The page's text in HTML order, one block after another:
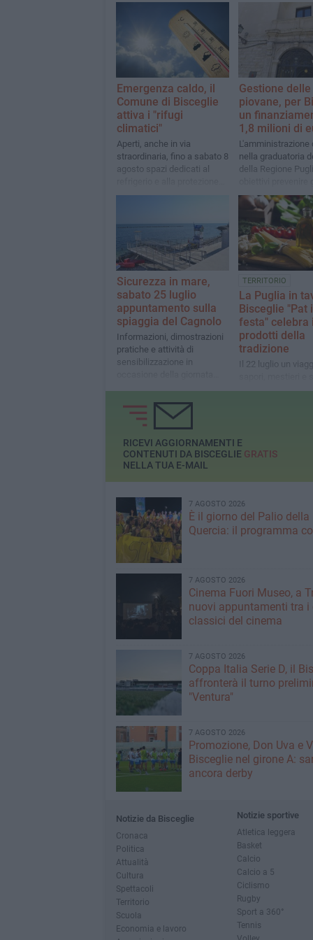
Emergenza caldo, il
Comune di Bisceglie
attiva i "rifugi
climatici"
Aperti, anche in via
straordinaria, fino a sabato 8
agosto spazi dedicati al
dalle alte temperature
Gestione
piovane, per
un
1,8 milioni di
L'amministrazione
nella graduatoria
della Regione
allagamenti e
acque meteoriche
Sicurezza in mare,
sabato 25 luglio
appuntamento sulla
spiaggia del Cagnolo
Informazioni, dimostrazioni
pratiche e attività di
sensibilizzazione in
dell'annegamento
TERRITORIO
La Puglia in
Bisceglie "Pat
festa" celebra i
prodotti della
tradizione
Il 22 luglio un
sapori, mestieri e
locali con
RICEVI AGGIORNAMENTI E
CONTENUTI DA BISCEGLIE GRATIS
NELLA TUA E-MAIL
7 AGOSTO 2026
È il giorno del Palio della
Quercia: il programma
7 AGOSTO 2026
Cinema Fuori Museo, a
nuovi appuntamenti tra i
classici del cinema
7 AGOSTO 2026
Coppa Italia Serie D, il
affronterà il turno
"Ventura"
7 AGOSTO 2026
Promozione, Don Uva e
Bisceglie nel girone A:
ancora derby
Notizie da Bisceglie
Cronaca
Politica
Attualità
Cultura
Spettacoli
Territorio
Scuola
Economia e lavoro
Notizie sportive
Atletica leggera
Basket
Calcio
Calcio a 5
Ciclismo
Rugby
Sport a 360°
Tennis